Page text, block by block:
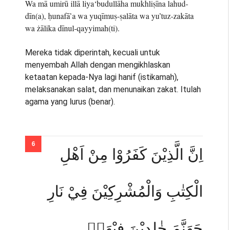
Wa mā umirū illā liya‘budullāha mukhliṣīna lahud-
dīn(a), ḥunafā’a wa yuqīmuṣ-ṣalāta wa yu’tuz-zakāta
wa żālika dīnul-qayyimah(ti).
Mereka tidak diperintah, kecuali untuk
menyembah Allah dengan mengikhlaskan
ketaatan kepada-Nya lagi hanif (istikamah),
melaksanakan salat, dan menunaikan zakat. Itulah
agama yang lurus (benar).
اِنَّ الَّذِيْنَ كَفَرُوْا مِنْ اَهْلِ
الْكِتٰبِ وَالْمُشْرِكِيْنَ فِيْ نَارِ